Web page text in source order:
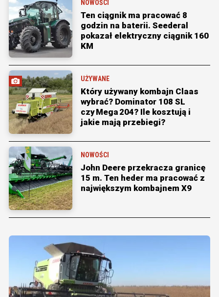
NOWOŚCI
Ten ciągnik ma pracować 8
godzin na baterii. Seederal
pokazał elektryczny ciągnik 160
KM
UŻYWANE
Który używany kombajn Claas
wybrać? Dominator 108 SL
czy Mega 204? Ile kosztują i
jakie mają przebiegi?
NOWOŚCI
John Deere przekracza granicę
15 m. Ten heder ma pracować z
największym kombajnem X9